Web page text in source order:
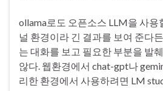
ollama로도 오픈소스 LLM을 사용
널 환경이라 긴 결과를 보여 준다
는 대화를 보고 필요한 부분을 발
않다. 웹환경에서 chat-gpt나
리한 환경에서 사용하려면 LM